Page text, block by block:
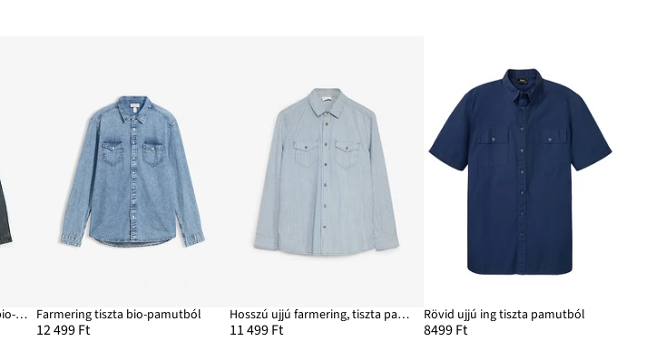
Hosszú ujjú farmering tiszta bio-pamutból Farmering tiszta bio-pamutból
12 499 Ft
Hosszú ujjú farmering, tiszta pamutból
11 499 Ft
Rövid ujjú ing tiszta pamutból
8499 Ft